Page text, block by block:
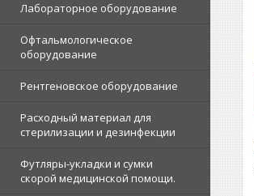
Лабораторное оборудование
Офтальмологическое
оборудование
Рентгеновское оборудование
Расходный материал для
стерилизации и дезинфекции
Футляры-укладки и сумки
скорой медицинской помощи.